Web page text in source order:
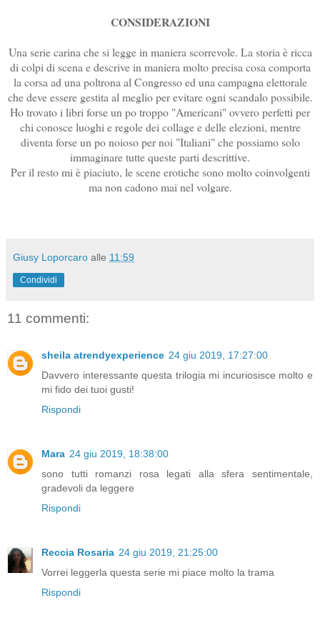
CONSIDERAZIONI
Una serie carina che si legge in maniera scorrevole. La storia è ricca
di colpi di scena e descrive in maniera molto precisa cosa comporta
la corsa ad una poltrona al Congresso ed una campagna elettorale
che deve essere gestita al meglio per evitare ogni scandalo possibile.
Ho trovato i libri forse un po troppo "Americani" ovvero perfetti per
chi conosce luoghi e regole dei collage e delle elezioni, mentre
diventa forse un po noioso per noi "Italiani" che possiamo solo
immaginare tutte queste parti descrittive.
Per il resto mi è piaciuto, le scene erotiche sono molto coinvolgenti
ma non cadono mai nel volgare.
Giusy Loporcaro alle 11:59
Condividi
11 commenti:
sheila atrendyexperience 24 giu 2019, 17:27:00
Davvero interessante questa trilogia mi incuriosisce molto e
mi fido dei tuoi gusti!
Rispondi
Mara 24 giu 2019, 18:38:00
sono tutti romanzi rosa legati alla sfera sentimentale,
gradevoli da leggere
Rispondi
Reccia Rosaria 24 giu 2019, 21:25:00
Vorrei leggerla questa serie mi piace molto la trama
Rispondi